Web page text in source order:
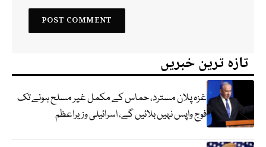
تازہ ترین خبریں
غزہ پلان مسترد، حماس کے مکمل غیر مسلح ہونے تک
فوج واپس نہیں بلائیں گے، اسرائیلی وزیراعظم